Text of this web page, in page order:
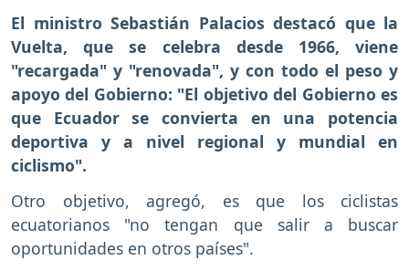
El ministro Sebastián Palacios destacó que la
Vuelta, que se celebra desde 1966, viene
"recargada" y "renovada", y con todo el peso y
apoyo del Gobierno: "El objetivo del Gobierno es
que Ecuador se convierta en una potencia
deportiva y a nivel regional y mundial en
ciclismo".
Otro objetivo, agregó, es que los ciclistas
ecuatorianos "no tengan que salir a buscar
oportunidades en otros países".